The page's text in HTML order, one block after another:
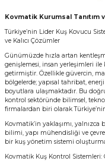
Kovmatik Kurumsal Tanıtım
Türkiye’nin Lider Kuş Kovucu
ve Kalıcı Çözümler
Günümüzde hızla artan
genişlemesi, insan yerleşimleri
getirmiştir. Özellikle güvercin,
bölgelerde; yapısal tahribat,
boyutlara ulaşmaktadır. Bu
kontrol sektöründe bilimsel,
firmalardan biri olarak
Kovmatik’in yaklaşımı,
bilimi, yapı mühendisliği ve
bir kuş yönetim sistemi
Kovmatik Kuş Kontrol Sistemleri: